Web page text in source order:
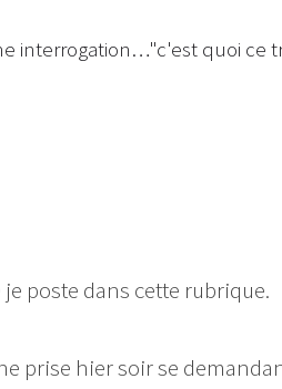
interrogation…"c'est quoi ce
poste dans cette rubrique.
prise hier soir se